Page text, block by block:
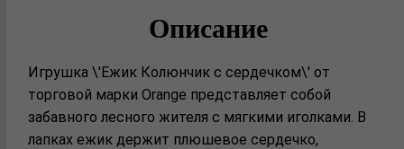
Описание
Игрушка \'Ежик Колюнчик с сердечком\' от
торговой марки Orange представляет собой
забавного лесного жителя с мягкими иголками. В
лапках ежик держит плюшевое сердечко,